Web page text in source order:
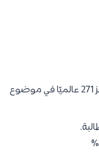
تصنيف الجامعة حسب الموضوع : المركز 271 عالميًا في موضوع